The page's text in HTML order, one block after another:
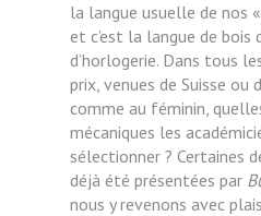
la langue usuelle de nos
et c’est la langue de bois
d’horlogerie. Dans tous
prix, venues de Suisse ou
comme au féminin,
mécaniques les
sélectionner ? Certaines
déjà été présentées par
nous y revenons avec